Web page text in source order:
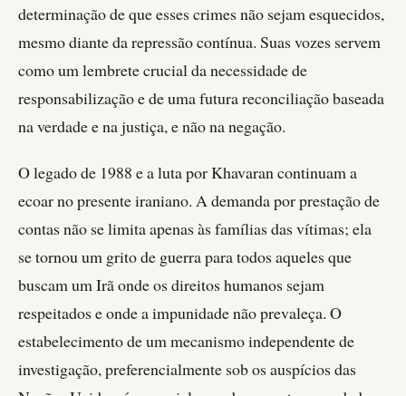
determinação de que esses crimes não sejam esquecidos,
mesmo diante da repressão contínua. Suas vozes servem
como um lembrete crucial da necessidade de
responsabilização e de uma futura reconciliação baseada
na verdade e na justiça, e não na negação.
O legado de 1988 e a luta por Khavaran continuam a
ecoar no presente iraniano. A demanda por prestação de
contas não se limita apenas às famílias das vítimas; ela
se tornou um grito de guerra para todos aqueles que
buscam um Irã onde os direitos humanos sejam
respeitados e onde a impunidade não prevaleça. O
estabelecimento de um mecanismo independente de
investigação, preferencialmente sob os auspícios das